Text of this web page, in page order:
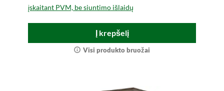
įskaitant PVM, be siuntimo išlaidų
Į krepšelį
Visi produkto bruožai